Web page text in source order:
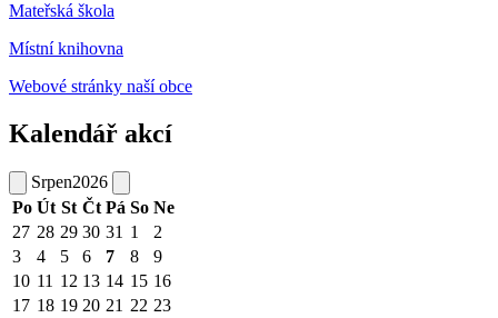
Mateřská škola
Místní knihovna
Webové stránky naší obce
Kalendář akcí
Srpen2026
Po Út St Čt Pá So Ne
27 28 29 30 31 1
2
3
4 5 6 7 8
9
10 11 12 13 14 15 16
17 18 19 20 21 22 23